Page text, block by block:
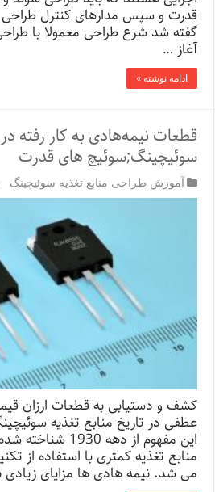
قدرت و سپس مدارهای کنترل
گفته شد شرع طراحی معمولا با
آغاز …
ادامه نوشته »
قطعات نیمه‌هادی به کار رفته
سوئیچینگ;سوئیچ های قدرت
آموزش طراحی منابع تغذیه سوئیچینگ
کشف و دستیابی به قطعات ارزان
عطفی در تاریخ منابع تغذیه
این مفهوم از دهه
منابع تغذیه کمتری با استفاده از
می شد. نیمه هادی ها مزایای زیادی